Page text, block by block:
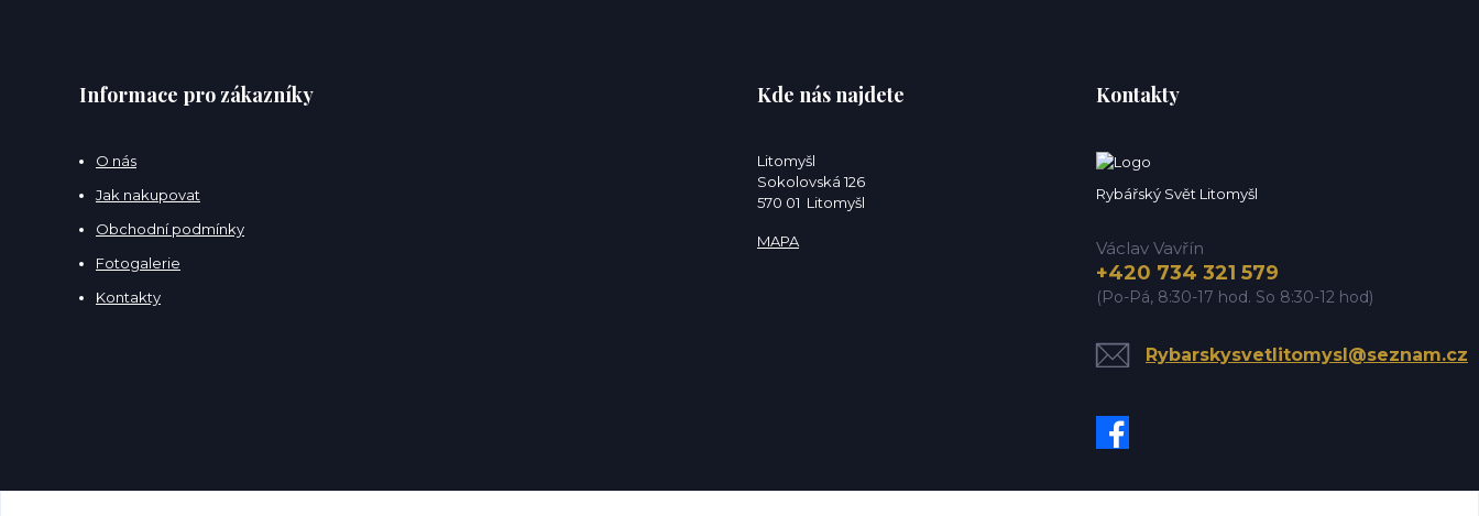
Informace pro zákazníky
O nás
Jak nakupovat
Obchodní podmínky
Fotogalerie
Kontakty
Kde nás najdete
Litomyšl
Sokolovská 126
570 01 Litomyšl
MAPA
Kontakty
Rybářský Svět Litomyšl
Václav Vavřín
+420 734 321 579
(Po-Pá, 8:30-17 hod. So 8:30-12 hod)
Rybarskysvetlitomysl@seznam.cz